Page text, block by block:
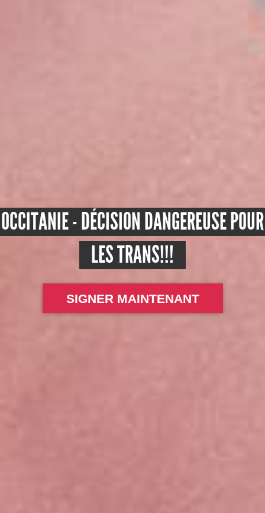
OCCITANIE - DÉCISION DANGEREUSE POUR
LES TRANS!!!
SIGNER MAINTENANT